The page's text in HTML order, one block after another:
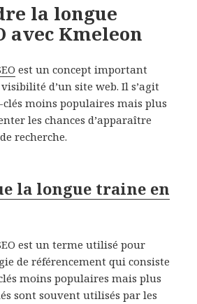
la longue
avec Kmeleon
est un concept important
d’un site web. Il s’agit
clés moins populaires mais plus
les chances d’apparaître
recherche.
la longue traine en
est un terme utilisé pour
de référencement qui consiste
moins populaires mais plus
sont souvent utilisés par les